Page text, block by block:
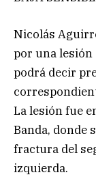
Nicolás
por una lesión
podrá decir
La lesión fue
Banda, donde
fractura del
izquierda.